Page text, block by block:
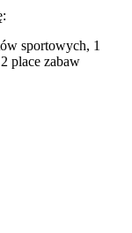
sportowych, 1
place zabaw